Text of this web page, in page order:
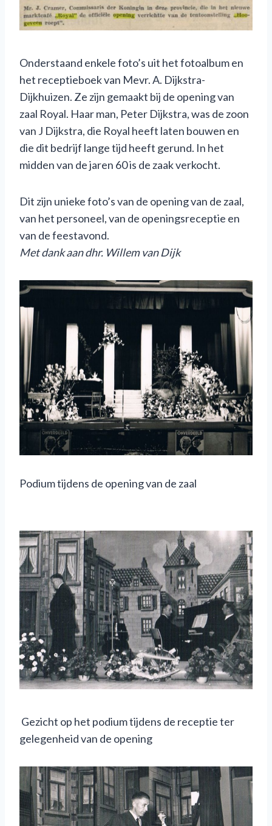
Onderstaand enkele foto’s uit het fotoalbum en
het receptieboek van Mevr. A. Dijkstra-
Dijkhuizen. Ze zijn gemaakt bij de opening van
zaal Royal. Haar man, Peter Dijkstra, was de zoon
van J Dijkstra, die Royal heeft laten bouwen en
die dit bedrijf lange tijd heeft gerund. In het
midden van de jaren 60 is de zaak verkocht.
Dit zijn unieke foto’s van de opening van de zaal,
van het personeel, van de openingsreceptie en
van de feestavond.
Met dank aan dhr. Willem van Dijk
Podium tijdens de opening van de zaal
Gezicht op het podium tijdens de receptie ter
gelegenheid van de opening